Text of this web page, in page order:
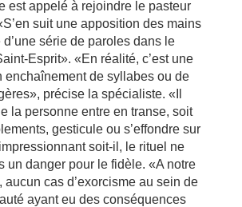
est appelé à rejoindre le pasteur
suit une apposition des mains
série de paroles dans le
Esprit». «En réalité, c’est une
enchaînement de syllabes ou de
précise la spécialiste. «Il
la personne entre en transe, soit
gesticule ou s’effondre sur
soit-il, le rituel ne
un danger pour le fidèle. «A notre
aucun cas d’exorcisme au sein de
ayant eu des conséquences